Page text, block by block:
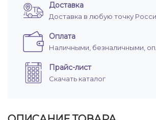
Доставка
Доставка в любую точку
Оплата
Наличными, безналичными,
Прайс-лист
Скачать каталог